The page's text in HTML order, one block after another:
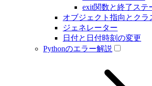
exit関数と終了ステ
オブジェクト指向とクラ
ジェネレーター
日付と日付時刻の変更
Pythonのエラー解説